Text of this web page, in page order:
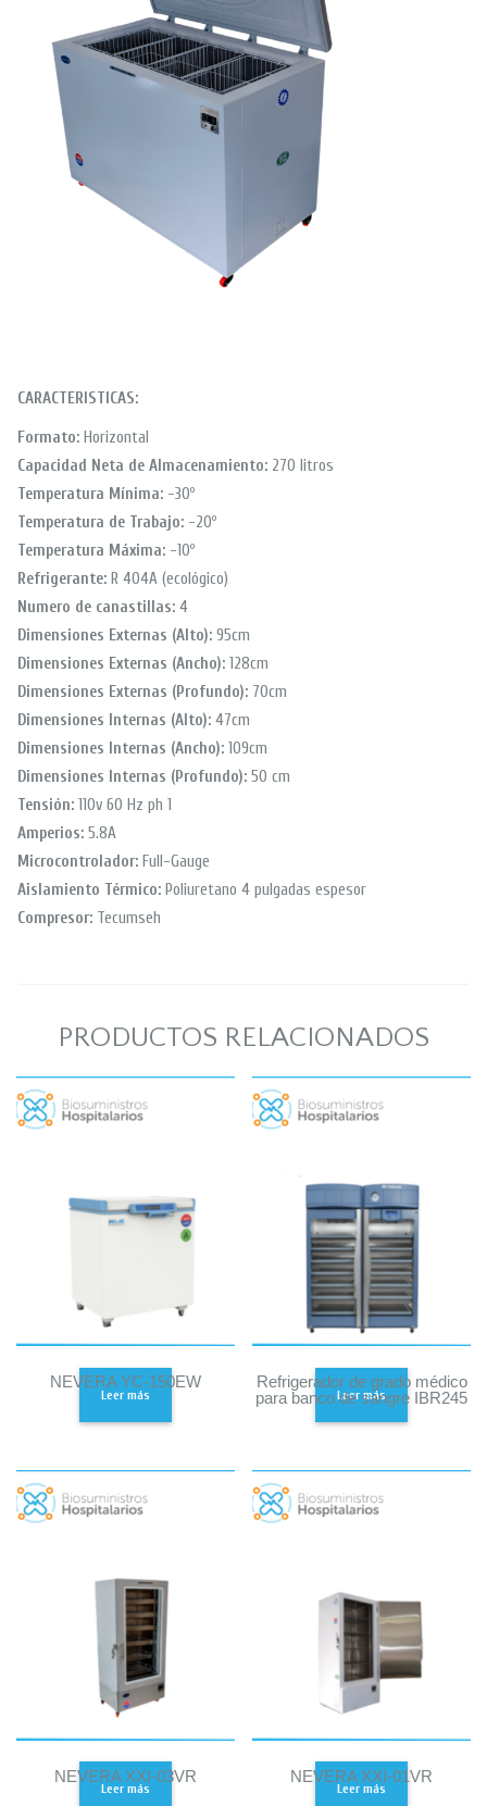
CARACTERISTICAS:
Formato: Horizontal
Capacidad Neta de Almacenamiento: 270 litros
Temperatura Mínima: -30º
Temperatura de Trabajo: -20º
Temperatura Máxima: -10º
Refrigerante: R 404A (ecológico)
Numero de canastillas: 4
Dimensiones Externas (Alto): 95cm
Dimensiones Externas (Ancho): 128cm
Dimensiones Externas (Profundo): 70cm
Dimensiones Internas (Alto): 47cm
Dimensiones Internas (Ancho): 109cm
Dimensiones Internas (Profundo): 50 cm
Tensión: 110v 60 Hz ph 1
Amperios: 5.8A
Microcontrolador: Full-Gauge
Aislamiento Térmico: Poliuretano 4 pulgadas espesor
Compresor: Tecumseh
PRODUCTOS RELACIONADOS
NEVERA YC-150EW
Leer más
Refrigerador de grado médico
para banco de sangre IBR245
Leer más
NEVERA XXI-03VR
Leer más
NEVERA XXI-01VR
Leer más